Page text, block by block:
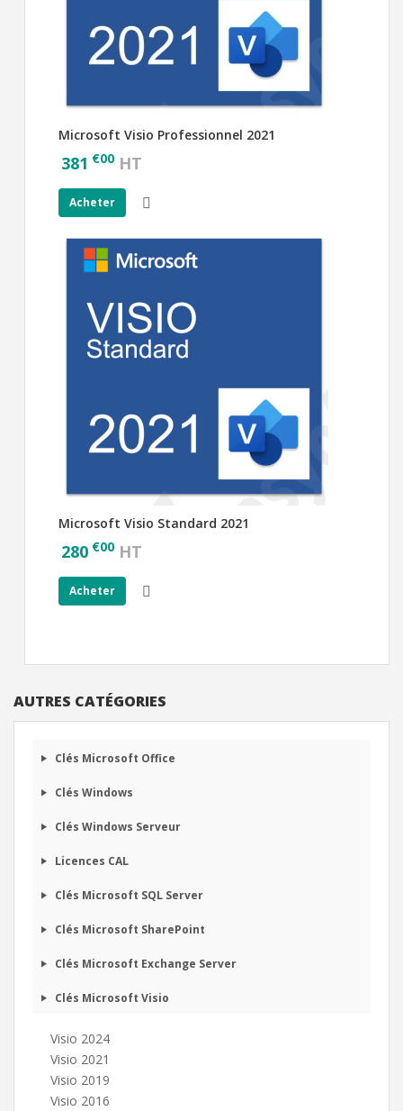
AUTRES CATÉGORIES
Clés Microsoft Office
Clés Windows
Clés Windows Serveur
Licences CAL
Clés Microsoft SQL Server
Clés Microsoft SharePoint
Clés Microsoft Exchange Server
Clés Microsoft Visio
Visio 2024
Visio 2021
Visio 2019
Visio 2016
Microsoft Visio Professionnel 2021
381 €00 HT
Acheter
Microsoft Visio Standard 2021
280 €00 HT
Acheter